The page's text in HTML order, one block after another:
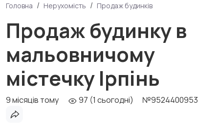
Головна Нерухомість Продаж будинків
Продаж будинку в
мальовничому
містечку Ірпінь
9 місяців тому 97 (1 сьогодні) №9524400953